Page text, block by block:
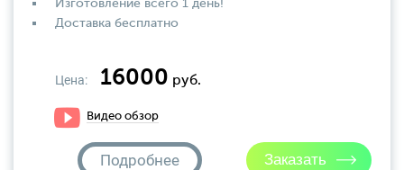
Изготовление всего 1 день!
Доставка бесплатно
Цена: 16000 руб.
Видео обзор
Подробнее